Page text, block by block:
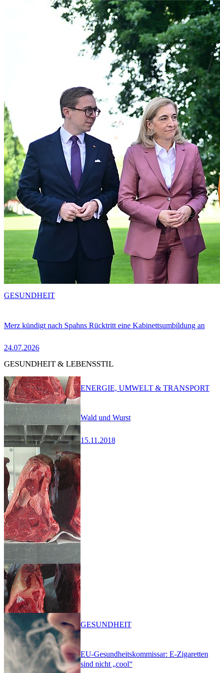
Merz kündigt nach Spahns Rücktritt eine Kabinettsumbildung an
24.07.2026
GESUNDHEIT
GESUNDHEIT & LEBENSSTIL
Wald und Wurst
15.11.2018
ENERGIE, UMWELT & TRANSPORT
EU-Gesundheitskommissar: E-Zigaretten
sind nicht „cool“
GESUNDHEIT